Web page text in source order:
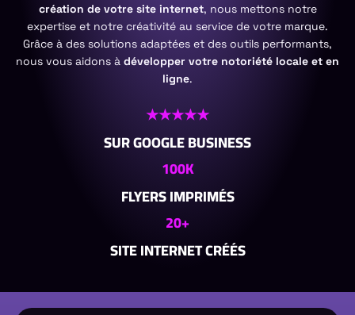
création de votre site internet, nous mettons notre
expertise et notre créativité au service de votre marque.
Grâce à des solutions adaptées et des outils performants,
nous vous aidons à développer votre notoriété locale et en
ligne.
★★★★★
SUR GOOGLE BUSINESS
100K
FLYERS IMPRIMÉS
20+
SITE INTERNET CRÉÉS